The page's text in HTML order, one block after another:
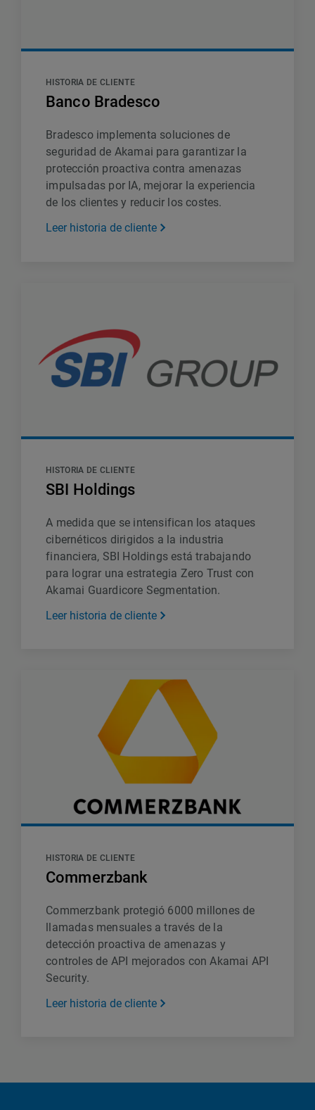
HISTORIA DE CLIENTE
Banco Bradesco
Bradesco implementa soluciones de
seguridad de Akamai para garantizar la
protección proactiva contra amenazas
impulsadas por IA, mejorar la experiencia
de los clientes y reducir los costes.
Leer historia de cliente
HISTORIA DE CLIENTE
SBI Holdings
A medida que se intensifican los ataques
cibernéticos dirigidos a la industria
financiera, SBI Holdings está trabajando
para lograr una estrategia Zero Trust con
Akamai Guardicore Segmentation.
Leer historia de cliente
HISTORIA DE CLIENTE
Commerzbank
Commerzbank protegió 6000 millones de
llamadas mensuales a través de la
detección proactiva de amenazas y
controles de API mejorados con Akamai API
Security.
Leer historia de cliente